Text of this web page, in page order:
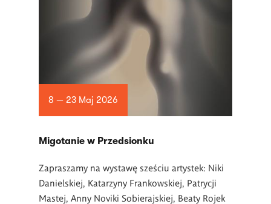
8 — 23 Maj 2026
Migotanie w Przedsionku
Zapraszamy na wystawę sześciu artystek: Niki
Danielskiej, Katarzyny Frankowskiej, Patrycji
Mastej, Anny Noviki Sobierajskiej, Beaty Rojek